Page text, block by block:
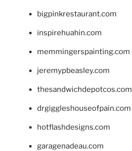
bigpinkrestaurant.com
inspirehuahin.com
memmingerspainting.com
jeremypbeasley.com
thesandwichdepotcos.com
drgiggleshouseofpain.com
hotflashdesigns.com
garagenadeau.com